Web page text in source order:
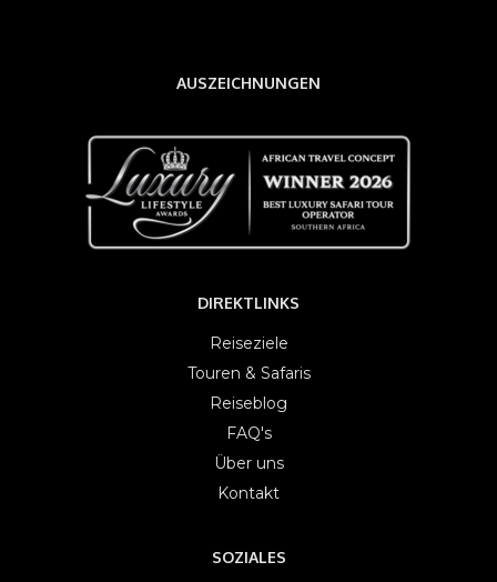
AUSZEICHNUNGEN
DIREKTLINKS
Reiseziele
Touren & Safaris
Reiseblog
FAQ's
Über uns
Kontakt
SOZIALES